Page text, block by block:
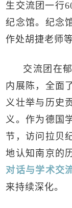
生交流团一行
纪念馆。纪念
作处胡捷老师
交流团在
内展陈，全面
义壮举与历史
义。作为德国
节，访问拉贝
地认知南京的
对话与学术交
来持续深化。